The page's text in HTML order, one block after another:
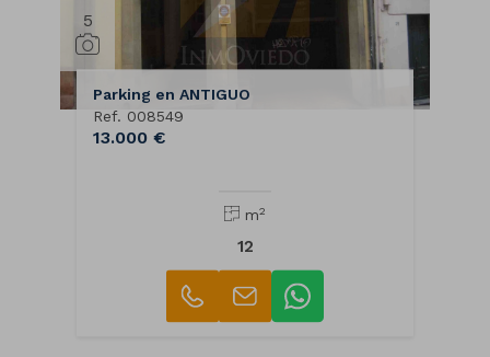
5
Parking en ANTIGUO
Ref. 008549
13.000 €
m2
12